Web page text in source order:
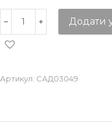
Додати
Артикул: САД03049